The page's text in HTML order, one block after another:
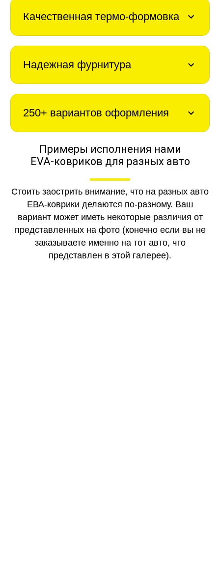
Качественная термо-формовка
Надежная фурнитура
250+ вариантов оформления
Примеры исполнения нами
EVA-ковриков для разных авто
Стоить заострить внимание, что на разных авто
ЕВА-коврики делаются по-разному. Ваш
вариант может иметь некоторые различия от
представленных на фото (конечно если вы не
заказываете именно на тот авто, что
представлен в этой галерее).